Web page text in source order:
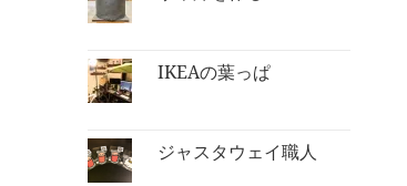
IKEAの葉っぱ
ジャスタウェイ職人